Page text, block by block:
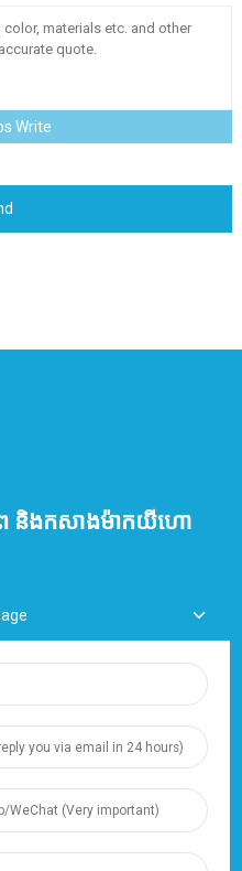
Write
និងកសាងម៉ាកយីហោ
ប់ ទំនាក់ទំនងមកយើងខ្ញុំ
ៃ ឌីងហ្សុន អេឡិចត្រូនិច និង
ង